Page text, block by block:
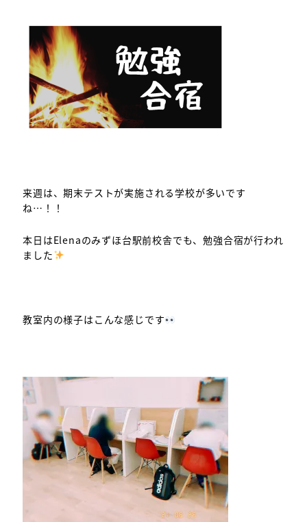
来週は、期末テストが実施される学校が多いです
ね…！！
本日はElenaのみずほ台駅前校舎でも、勉強合宿が行われ
ました
教室内の様子はこんな感じです